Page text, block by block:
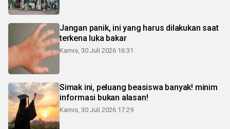
Jangan panik, ini yang harus dilakukan saat
terkena luka bakar
Kamis, 30 Juli 2026 16:31
Simak ini, peluang beasiswa banyak! minim
informasi bukan alasan!
Kamis, 30 Juli 2026 17:29